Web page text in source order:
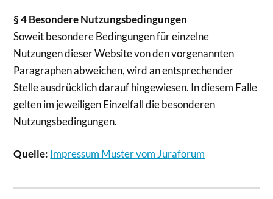
§ 4 Besondere Nutzungsbedingungen
Soweit besondere Bedingungen für einzelne
Nutzungen dieser Website von den vorgenannten
Paragraphen abweichen, wird an entsprechender
Stelle ausdrücklich darauf hingewiesen. In diesem Falle
gelten im jeweiligen Einzelfall die besonderen
Nutzungsbedingungen.
Quelle: Impressum Muster vom Juraforum